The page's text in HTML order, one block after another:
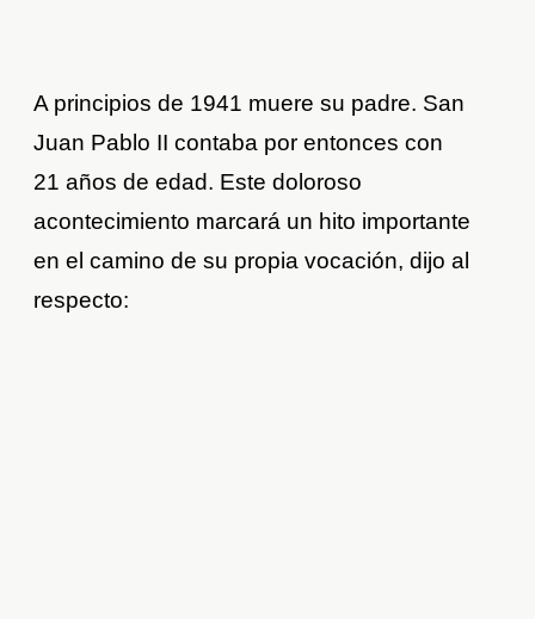
A principios de 1941 muere su padre. San
Juan Pablo II contaba por entonces con
21 años de edad. Este doloroso
acontecimiento marcará un hito importante
en el camino de su propia vocación, dijo al
respecto: